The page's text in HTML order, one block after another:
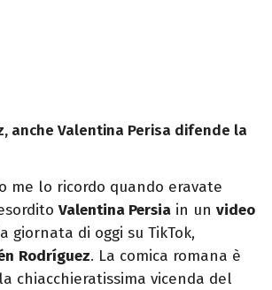
anche Valentina Perisa difende la
me lo ricordo quando eravate
Valentina Persia in un video
giornata di oggi su TikTok,
Rodríguez. La comica romana è
chiacchieratissima vicenda del